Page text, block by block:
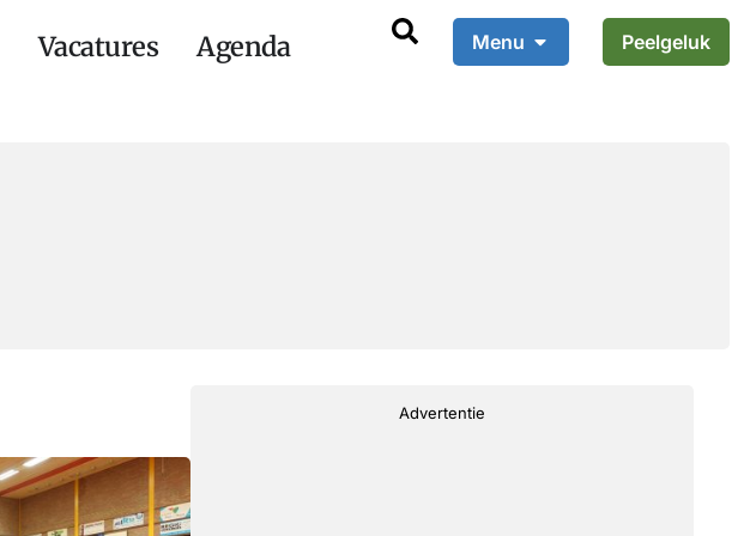
Vacatures Agenda Menu Peelgeluk
Advertentie